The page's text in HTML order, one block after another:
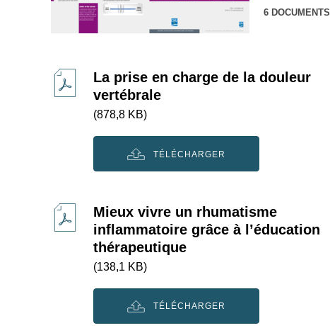
6 DOCUMENTS
La prise en charge de la douleur
vertébrale
(878,8 KB)
TÉLÉCHARGER
Mieux vivre un rhumatisme
inflammatoire grâce à l’éducation
thérapeutique
(138,1 KB)
TÉLÉCHARGER